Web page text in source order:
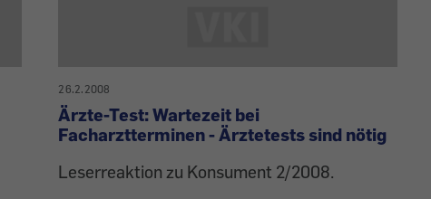
26.2.2008
Ärzte-Test: Wartezeit bei
Facharztterminen - Ärztetests sind nötig
Leserreaktion zu Konsument 2/2008.